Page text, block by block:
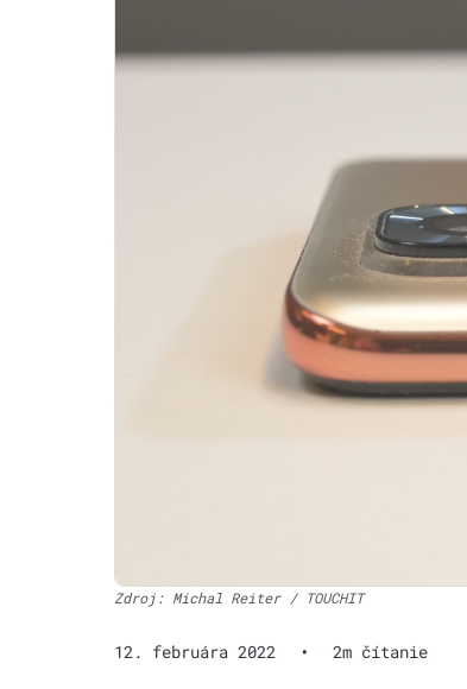
Zdroj: Michal Reiter / TOUCHIT
12. februára 2022 • 2m čítanie